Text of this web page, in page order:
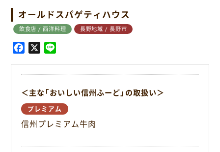
オールドスパゲティハウス
飲食店 / 西洋料理 長野地域 / 長野市
b
o
o
k
X
＜主な「おいしい信州ふーど」の取扱い＞
プレミアム
信州プレミアム牛肉